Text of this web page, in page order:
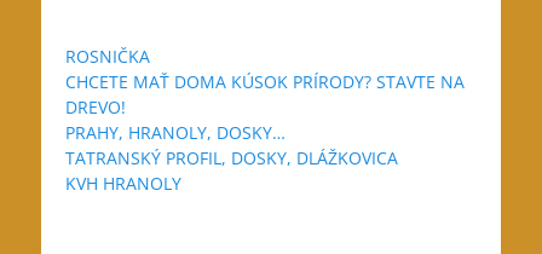
ROSNIČKA
CHCETE MAŤ DOMA KÚSOK PRÍRODY? STAVTE NA
DREVO!
PRAHY, HRANOLY, DOSKY…
TATRANSKÝ PROFIL, DOSKY, DLÁŽKOVICA
KVH HRANOLY